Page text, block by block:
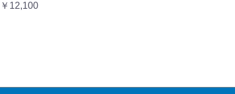
￥12,100